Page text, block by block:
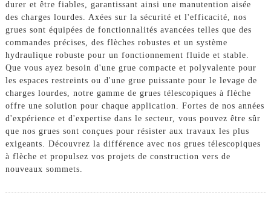
durer et être fiables, garantissant ainsi une manutention aisée
des charges lourdes. Axées sur la sécurité et l'efficacité, nos
grues sont équipées de fonctionnalités avancées telles que des
commandes précises, des flèches robustes et un système
hydraulique robuste pour un fonctionnement fluide et stable.
Que vous ayez besoin d'une grue compacte et polyvalente pour
les espaces restreints ou d'une grue puissante pour le levage de
charges lourdes, notre gamme de grues télescopiques à flèche
offre une solution pour chaque application. Fortes de nos années
d'expérience et d'expertise dans le secteur, vous pouvez être sûr
que nos grues sont conçues pour résister aux travaux les plus
exigeants. Découvrez la différence avec nos grues télescopiques
à flèche et propulsez vos projets de construction vers de
nouveaux sommets.